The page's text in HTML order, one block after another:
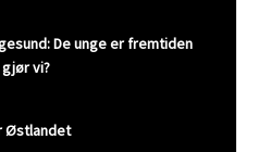
De unge er fremtiden
vi?
Østlandet